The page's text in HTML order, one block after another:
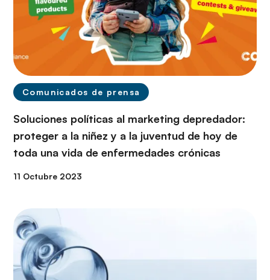
Comunicados de prensa
Soluciones políticas al marketing depredador:
proteger a la niñez y a la juventud de hoy de
toda una vida de enfermedades crónicas
11 Octubre 2023